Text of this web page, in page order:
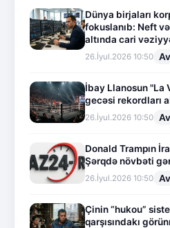
Dünya birjaları
fokuslanıb: Neft
altında cari
26.İyul.2026 10:50
İbay Llanosun "La
gecəsi rekordları
26.İyul.2026 10:50
Donald Trampın
Şərqdə növbəti
26.İyul.2026 10:50
Çinin “hukou”
qarşısındakı